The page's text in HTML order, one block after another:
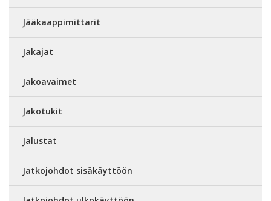
Jääkaappimittarit
Jakajat
Jakoavaimet
Jakotukit
Jalustat
Jatkojohdot sisäkäyttöön